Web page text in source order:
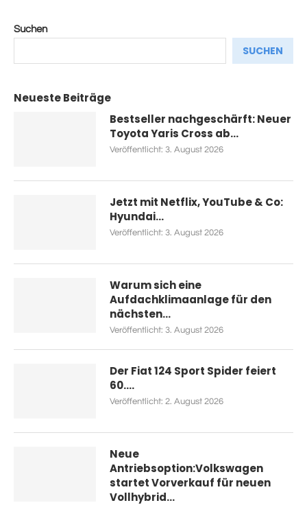
Suchen
SUCHEN
Neueste Beiträge
Bestseller nachgeschärft: Neuer
Toyota Yaris Cross ab...
Veröffentlicht: 3. August 2026
Jetzt mit Netflix, YouTube & Co:
Hyundai...
Veröffentlicht: 3. August 2026
Warum sich eine
Aufdachklimaanlage für den
nächsten...
Veröffentlicht: 3. August 2026
Der Fiat 124 Sport Spider feiert
60....
Veröffentlicht: 2. August 2026
Neue
Antriebsoption:Volkswagen
startet Vorverkauf für neuen
Vollhybrid...